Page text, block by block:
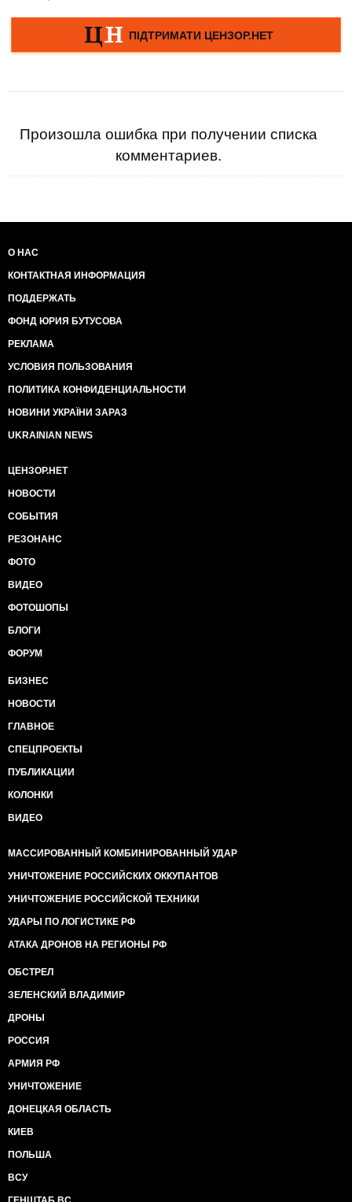
Произошла ошибка при получении списка
комментариев.
О НАС
КОНТАКТНАЯ ИНФОРМАЦИЯ
ПОДДЕРЖАТЬ
ФОНД ЮРИЯ БУТУСОВА
РЕКЛАМА
УСЛОВИЯ ПОЛЬЗОВАНИЯ
ПОЛИТИКА КОНФИДЕНЦИАЛЬНОСТИ
НОВИНИ УКРАЇНИ ЗАРАЗ
UKRAINIAN NEWS
ЦЕНЗОР.НЕТ
НОВОСТИ
СОБЫТИЯ
РЕЗОНАНС
ФОТО
ВИДЕО
ФОТОШОПЫ
БЛОГИ
ФОРУМ
БИЗНЕС
НОВОСТИ
ГЛАВНОЕ
СПЕЦПРОЕКТЫ
ПУБЛИКАЦИИ
КОЛОНКИ
ВИДЕО
МАССИРОВАННЫЙ КОМБИНИРОВАННЫЙ УДАР
УНИЧТОЖЕНИЕ РОССИЙСКИХ ОККУПАНТОВ
УНИЧТОЖЕНИЕ РОССИЙСКОЙ ТЕХНИКИ
УДАРЫ ПО ЛОГИСТИКЕ РФ
АТАКА ДРОНОВ НА РЕГИОНЫ РФ
ОБСТРЕЛ
ЗЕЛЕНСКИЙ ВЛАДИМИР
ДРОНЫ
РОССИЯ
АРМИЯ РФ
УНИЧТОЖЕНИЕ
ДОНЕЦКАЯ ОБЛАСТЬ
КИЕВ
ПОЛЬША
ВСУ